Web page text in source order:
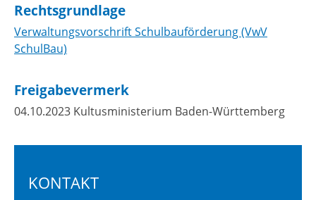
Rechtsgrundlage
Verwaltungsvorschrift Schulbauförderung (VwV
SchulBau)
Freigabevermerk
04.10.2023 Kultusministerium Baden-Württemberg
KONTAKT